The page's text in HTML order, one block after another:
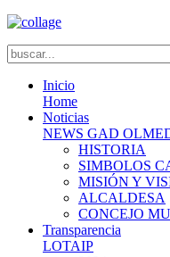
Inicio
Home
Noticias
NEWS GAD
HISTORIA
SIMBOLOS
MISIÓN Y
ALCALDESA
CONCEJO
Transparencia
LOTAIP